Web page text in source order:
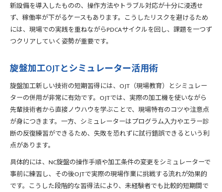
新設備を導入したものの、操作方法やトラブル対応が十分に浸透せ
ず、稼働率が下がるケースもあります。こうしたリスクを避けるため
には、現場での実践を重ねながらPDCAサイクルを回し、課題を一つず
つクリアしていく姿勢が重要です。
旋盤加工OJTとシミュレーター活用術
旋盤加工新しい技術の短期習得には、OJT（現場教育）とシミュレー
ターの併用が非常に有効です。OJTでは、実際の加工機を使いながら
先輩技術者から直接ノウハウを学ぶことで、現場特有のコツや注意点
が身につきます。一方、シミュレーターはプログラム入力やエラー診
断の反復練習ができるため、失敗を恐れずに試行錯誤できるという利
点があります。
具体的には、NC旋盤の操作手順や加工条件の変更をシミュレーターで
事前に練習し、その後OJTで実際の現場作業に挑戦する流れが効果的
です。こうした段階的な習得法により、未経験者でも比較的短期間で